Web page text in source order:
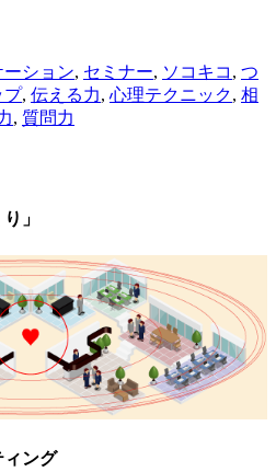
ーション, セミナー, ソコキコ , つ
プ, 伝える力, 心理テクニック, 相
, 質問力
」
ィング